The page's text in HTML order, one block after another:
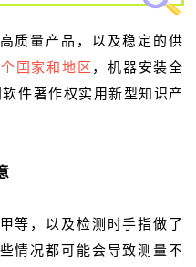
质量产品，以及稳定的供
国家和地区 ，机器安装全
件著作权实用新型知识产
等，以及检测时手指做了
情况都可能会导致测量不